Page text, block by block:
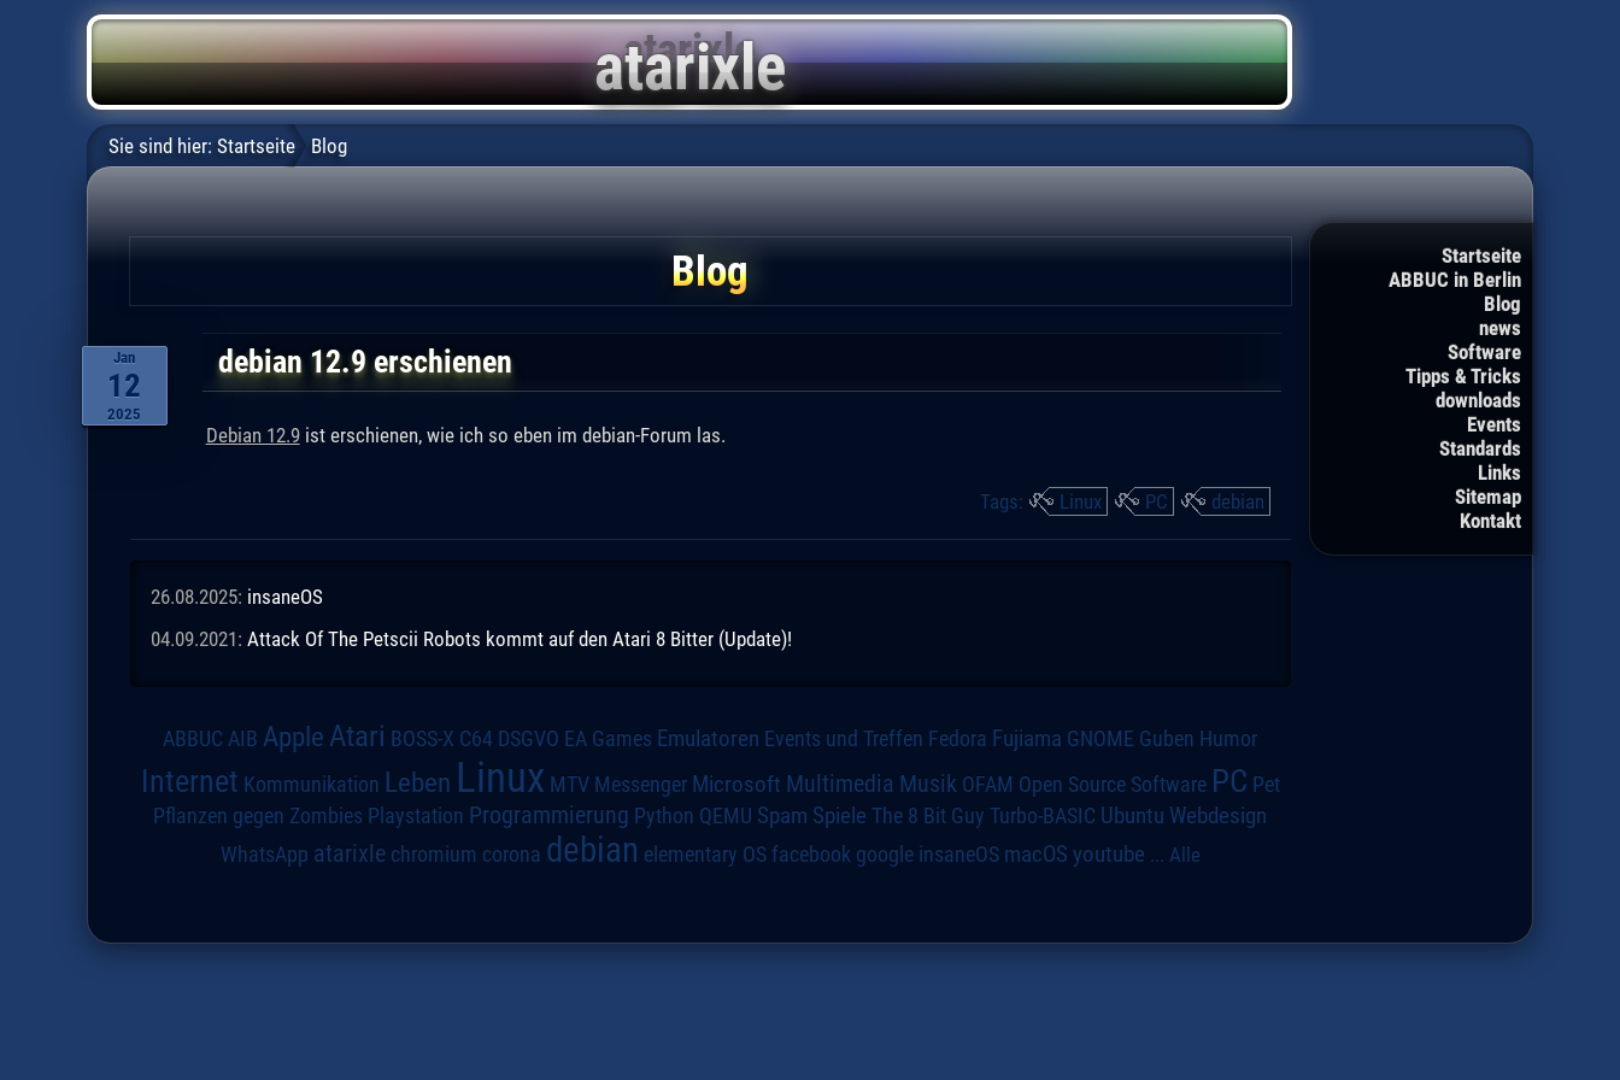
Startseite
ABBUC in Berlin
Blog
news
Software
Tipps & Tricks
downloads
Events
Standards
Links
Sitemap
Kontakt
Sie sind hier: Startseite Blog
Blog
Jan
12
2025
debian 12.9 erschienen
Debian 12.9ist erschienen, wie ich so eben im debian-Forum las.
Tags: Linux PC debian
26.08.2025: insaneOS
04.09.2021: Attack Of The Petscii Robots kommt auf den Atari 8 Bitter (Update)!
ABBUC AIB AppleAtari BOSS-X C64 DSGVO EA Games Emulatoren Events und Treffen Fedora Fujiama GNOME Guben Humor
Internet Kommunikation Leben Linux MTV Messenger Microsoft Multimedia Musik OFAM Open Source Software PC Pet
Pflanzen gegen Zombies Playstation Programmierung Python QEMU Spam Spiele The 8 Bit Guy Turbo-BASIC Ubuntu Webdesign
WhatsApp atarixle chromium corona debian elementary OS facebook google insaneOS macOS youtube ... Alle